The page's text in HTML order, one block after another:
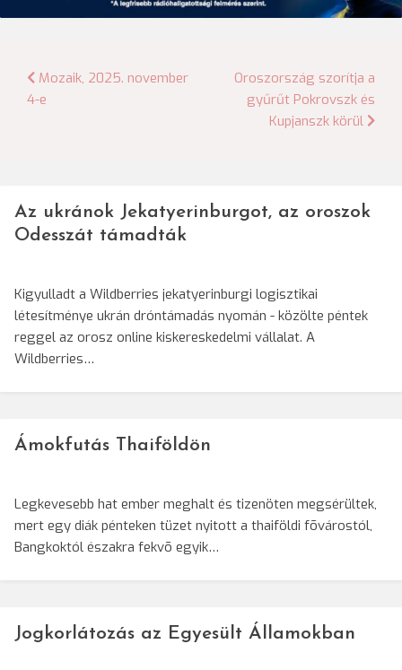
Bejegyzés
Mozaik, 2025. november
4-e
Oroszország szorítja a
gyűrűt Pokrovszk és
Kupjanszk körül
Az ukránok Jekatyerinburgot, az oroszok
Odesszát támadták
Kigyulladt a Wildberries jekatyerinburgi logisztikai
létesítménye ukrán dróntámadás nyomán - közölte péntek
reggel az orosz online kiskereskedelmi vállalat. A
Wildberries…
Ámokfutás Thaiföldön
Legkevesebb hat ember meghalt és tizenöten megsérültek,
mert egy diák pénteken tüzet nyitott a thaiföldi fõvárostól,
Bangkoktól északra fekvõ egyik…
Jogkorlátozás az Egyesült Államokban